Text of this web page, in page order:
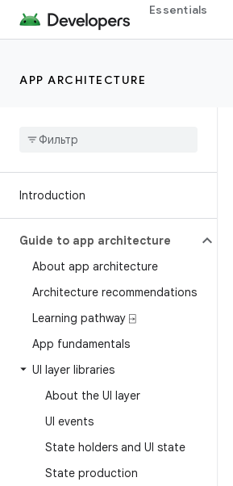
Essentials
APP ARCHITECTURE
Introduction
Guide to app architecture
About app architecture
Architecture recommendations
Learning pathway ⍈
App fundamentals
UI layer libraries
About the UI layer
UI events
State holders and UI state
State production